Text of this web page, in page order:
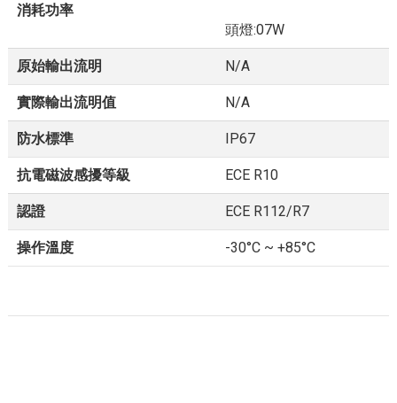
消耗功率
頭燈:07W
原始輸出流明 N/A
實際輸出流明值 N/A
防水標準 IP67
抗電磁波感擾等級 ECE R10
認證 ECE R112/R7
操作溫度 -30°C ~ +85°C